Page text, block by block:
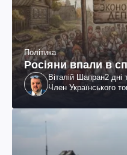
Політика
Росіяни впали в
Віталій Шапран2 дні
Член Українського